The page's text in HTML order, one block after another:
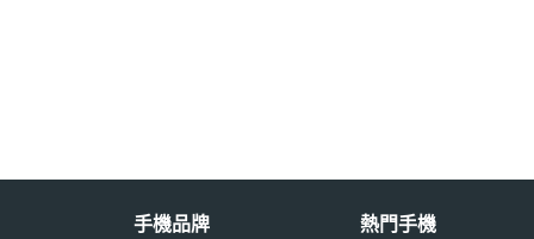
前相機光圈F 2.2
手機品牌 熱門手機